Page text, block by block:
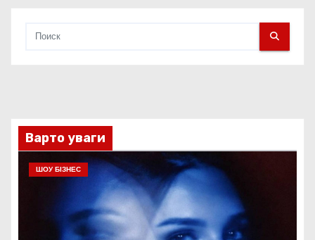
Варто уваги
ШОУ БІЗНЕС